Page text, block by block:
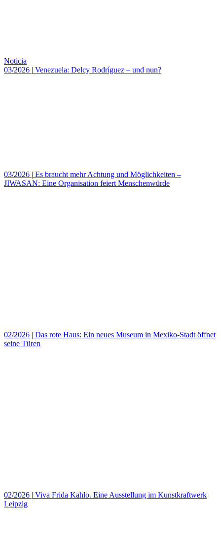
Noticia
03/2026 | Venezuela: Delcy Rodríguez – und nun?
03/2026 | Es braucht mehr Achtung und Möglichkeiten –
JIWASAN: Eine Organisation feiert Menschenwürde
02/2026 | Das rote Haus: Ein neues Museum in Mexiko‑Stadt öffnet
seine Türen
02/2026 | Viva Frida Kahlo. Eine Ausstellung im Kunstkraftwerk
Leipzig